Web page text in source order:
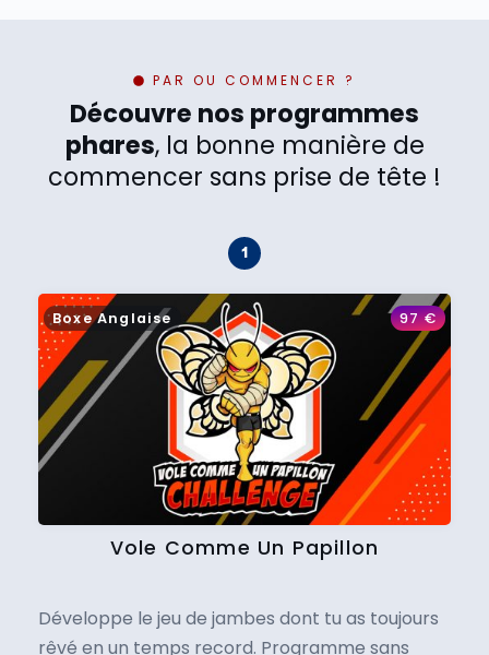
PAR OU COMMENCER ?
Découvre nos programmes
phares, la bonne manière de
commencer sans prise de tête !
Boxe Anglaise 97€
Vole Comme Un Papillon
Développe le jeu de jambes dont tu as toujours
rêvé en un temps record. Programme sans